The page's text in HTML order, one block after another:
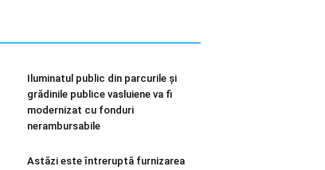
Iluminatul public din parcurile și
grădinile publice vasluiene va fi
modernizat cu fonduri
nerambursabile
Astăzi este întreruptă furnizarea